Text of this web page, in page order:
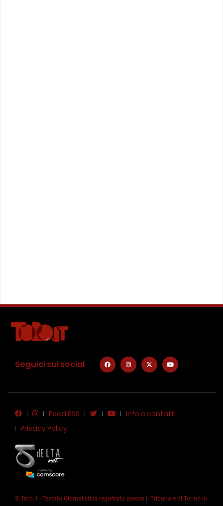
Seguici sui social
Feed RSS
Info e contatti
Privacy Policy
© Toro.it - Testata Giornalistica registrata presso il Tribunale di Torino in